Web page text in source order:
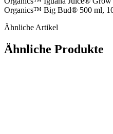
Organics™ Big Bud® 500 ml,
Ähnliche Artikel
Ähnliche Produkte